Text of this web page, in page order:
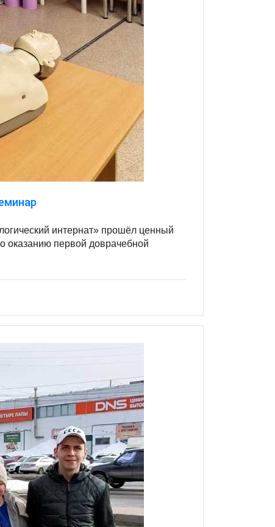
интернат» прошёл ценный
оказанию первой доврачебной